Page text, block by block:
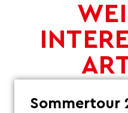
Sommertour